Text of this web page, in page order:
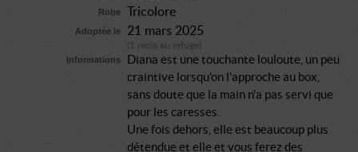
Robe Tricolore
Adoptée le 21 mars 2025
(1 mois au refuge)
Informations
Diana est une touchante louloute, un peu
craintive lorsqu'on l'approche au box,
sans doute que la main n'a pas servi que
pour les caresses.
Une fois dehors, elle est beaucoup plus
détendue et elle et vous ferez des